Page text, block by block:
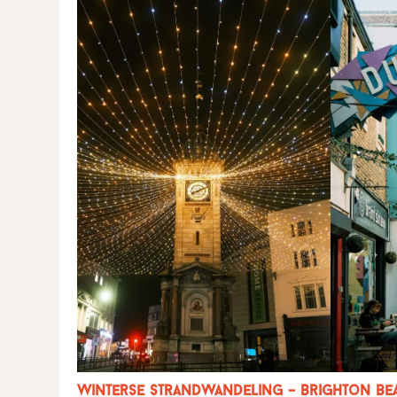
winterse strandwandeling – Brighton